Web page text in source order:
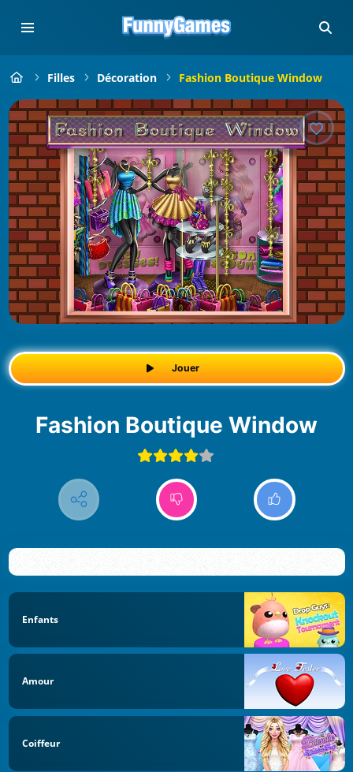
Filles Décoration Fashion Boutique Window
Jouer
Fashion Boutique Window
Enfants
Amour
Coiffeur